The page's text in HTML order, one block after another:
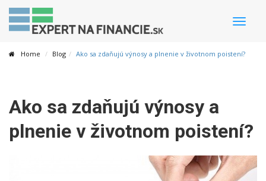
Toggle
Home Blog Ako sa zdaňujú výnosy a plnenie v životnom poistení?
Ako sa zdaňujú výnosy a
plnenie v životnom poistení?